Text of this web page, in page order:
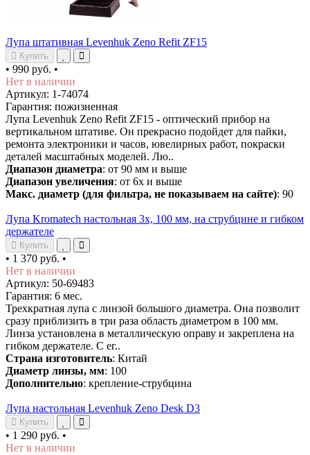
Лупа штативная Levenhuk Zeno Refit ZF15
Купить
• 990 руб. •
Нет в наличии
Артикул: 1-74074
Гарантия: пожизненная
Лупа Levenhuk Zeno Refit ZF15 - оптический прибор на
вертикальном штативе. Он прекрасно подойдет для пайки,
ремонта электроники и часов, ювелирных работ, покраски
деталей масштабных моделей. Лю..
Диапазон диаметра: от 90 мм и выше
Диапазон увеличения: от 6х и выше
Макс. диаметр (для фильтра, не показываем на сайте): 90
Лупа Kromatech настольная 3x, 100 мм, на струбцине и гибком
держателе
Купить
• 1 370 руб. •
Нет в наличии
Артикул: 50-69483
Гарантия: 6 мес.
Трехкратная лупа с линзой большого диаметра. Она позволит
сразу приблизить в три раза область диаметром в 100 мм.
Линза установлена в металлическую оправу и закреплена на
гибком держателе. С ег..
Страна изготовитель: Китай
Диаметр линзы, мм: 100
Дополнительно: крепление-струбцина
Лупа настольная Levenhuk Zeno Desk D3
Купить
• 1 290 руб. •
Нет в наличии